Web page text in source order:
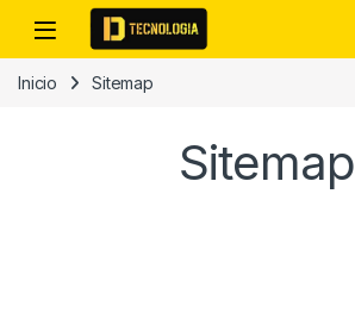
Skip to navigation
Skip to content
Inicio Sitemap
Sitemap